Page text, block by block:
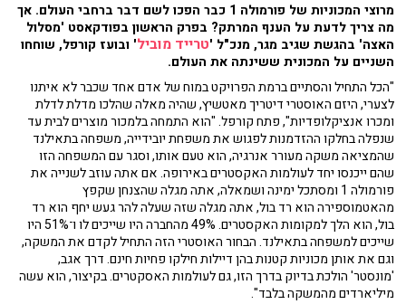
מרוצי המכוניות של פורמולה 1 כבר הפכו לשם דבר ברחבי העולם. אך
מה צריך לדעת על הענף המרתק? בפרק הראשון בפודקאסט 'מסלול
האצה' בהגשת שגיב מגר, מנכ"ל 'טרייד מוביל' ובועז קורפל, שוחחו
השניים על המכונית ששינתה את העולם.
"הכל התחיל והסתיים ברמת הפרויקט במוח של אדם אחד שכבר לא איתנו
לצערי, היזם האוסטרי דיטריך מאטשיץ, שהיה מאלה שהלכו מדלת לדלת
ומכרו אנציקלופדיות", פתח קורפל. "הוא התמחה בלמכור מוצרים לבית עד
שנפלה בחלקו ההזדמנות לפגוש את משפחת יובידייה, משפחה בתאילנד
שהמציאה משקה מעורר אנרגיה, הוא טעם אותו, וסגר עם המשפחה הזו
שהם ייכנסו יחד לעולמות האקסטרים באירופה. אם אתה עוזב לשנייה את
פורמולה 1 ומסתכל ימינה ושמאלה, אתה מגלה שהצנחן שקפץ
מהאטמוספירה הוא רד בול, אתה מגלה שזה שעלה להר געש יחף הוא רד
בול, הוא הלך למקומות האקסטרים. 49% מהחברה היו שייכים לו ו־51% היו
שייכים למשפחה בתאילנד. הבחור האוסטרי הזה התחיל לקדם את המשקה,
וגם את אותן מכוניות קטנות בהן דיילות חילקו פחיות חינם. דרך אגב,
'מונסטר' הולכת בדיוק בדרך הזו, גם לעולמות האסקטרים. בקיצור, הוא עשה
מיליארדים מהמשקה בלבד".